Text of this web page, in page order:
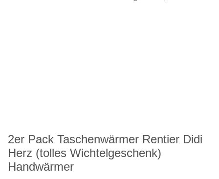
2er Pack Taschenwärmer Rentier Didi
Herz (tolles Wichtelgeschenk)
Handwärmer